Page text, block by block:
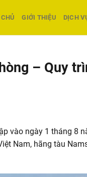
GIỚI THIỆU DỊCH
– Quy
vào ngày 1 tháng 8
Nam, hãng tàu